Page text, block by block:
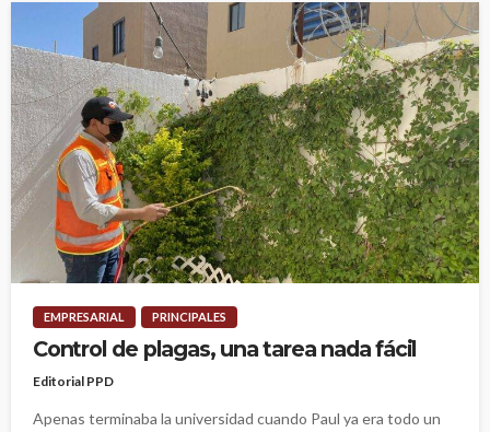
EMPRESARIAL PRINCIPALES
Control de plagas, una tarea nada fácil
Editorial PPD
Apenas terminaba la universidad cuando Paul ya era todo un